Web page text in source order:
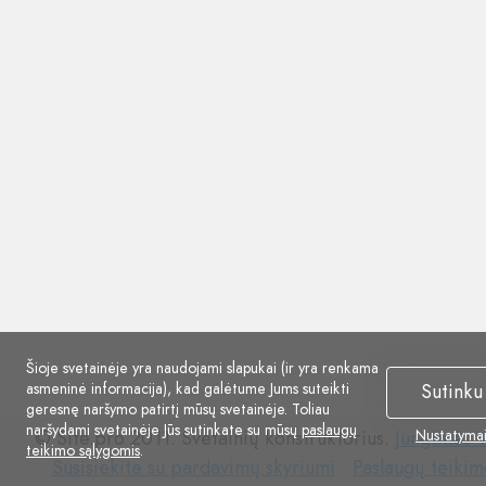
© Site.pro 2011. Svetainių konstruktorius. Jungtinės
Susisiekite
Susisiekite su pardavimų skyriumi Paslaugų
Šioje svetainėje yra naudojami slapukai (ir yra renkama
asmeninė informacija), kad galėtume Jums suteikti
geresnę naršymo patirtį mūsų svetainėje. Toliau
naršydami svetainėje Jūs sutinkate su mūsų paslaugų
teikimo sąlygomis.
Sutinku
Nustatymai